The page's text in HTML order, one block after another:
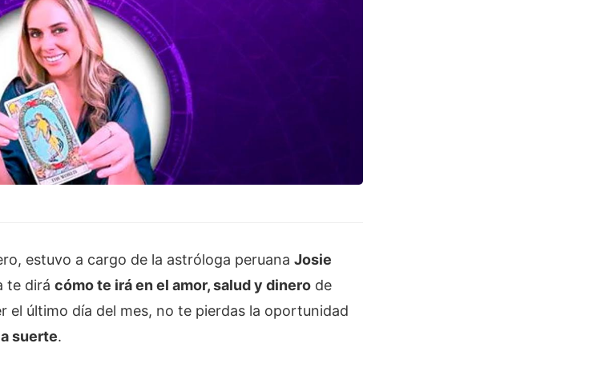
estuvo a cargo de la astróloga peruana Josie
te dirá cómo te irá en el amor, salud y dinero de
el último día del mes, no te pierdas la oportunidad
suerte.